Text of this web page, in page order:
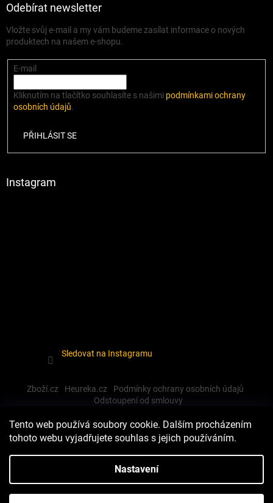
Tento web používá soubory cookie. Dalším procházením
tohoto webu vyjadřujete souhlas s jejich používáním.
Nastavení
Odebírat newsletter
Vložte svůj e-mail a my vám budeme zasílat informace o nových
produktech na našem e-shopu.
E-mail
Kliknutím na tlačítko souhlasíte s našimi podmínkami ochrany
osobních údajů.
PŘIHLÁSIT SE
Instagram
Sledovat na Instagramu
Zboží.cz Heureka.cz
Podmínky ochrany osobních údajů
Odstoupení od smlouvy